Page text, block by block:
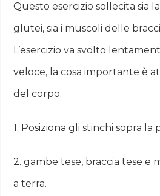
Questo esercizio sollecita sia
glutei, sia i muscoli delle
L’esercizio va svolto
veloce, la cosa importante è
del corpo.
1. Posiziona gli stinchi sopra la
2. gambe tese, braccia tese e
a terra.